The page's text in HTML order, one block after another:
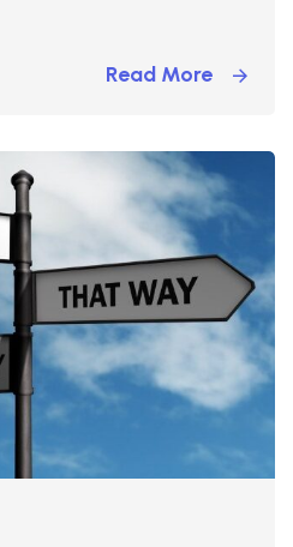
Read More